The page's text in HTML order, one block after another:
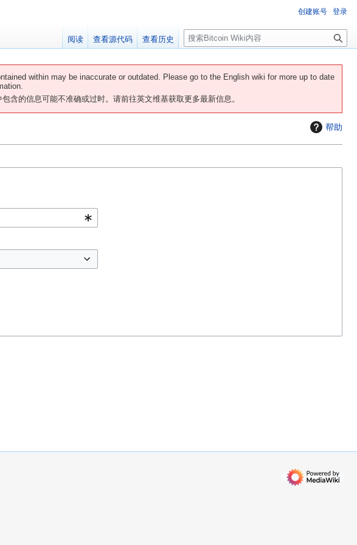
within may be inaccurate or outdated. Please go to the English wiki for more up to date
含的信息可能不准确或过时。请前往英文维基获取更多最新信息。
帮助
创建账号 登录
阅读 查看源代码 查看历史
搜
索